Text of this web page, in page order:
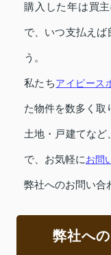
購入した年は買
で、いつ支払えば
う。
私たちアイピース
た物件を数多く取
土地・戸建てなど
で、お気軽にお問
弊社へのお問い合
弊社へ